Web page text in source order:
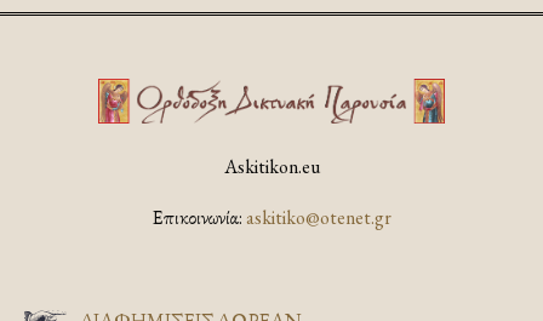
Askitikon.eu
Επικοινωνία:askitiko@otenet.gr